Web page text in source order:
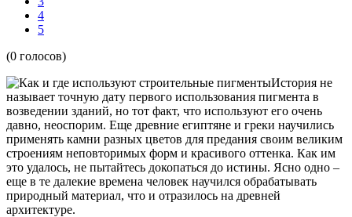
4
5
(0 голосов)
История не
называет точную дату первого использования пигмента в
возведении зданий, но тот факт, что используют его очень
давно, неоспорим. Еще древние египтяне и греки научились
применять камни разных цветов для предания своим великим
строениям неповторимых форм и красивого оттенка. Как им
это удалось, не пытайтесь докопаться до истины. Ясно одно –
еще в те далекие времена человек научился обрабатывать
природный материал, что и отразилось на древней
архитектуре.